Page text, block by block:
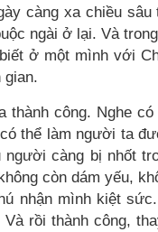
càng xa chiều
ngài ở lại. Và
ở một mình với
thành công. Nghe
có thể làm người ta
người càng bị nhốt
còn dám yếu,
nhận mình kiệt
rồi thành công,